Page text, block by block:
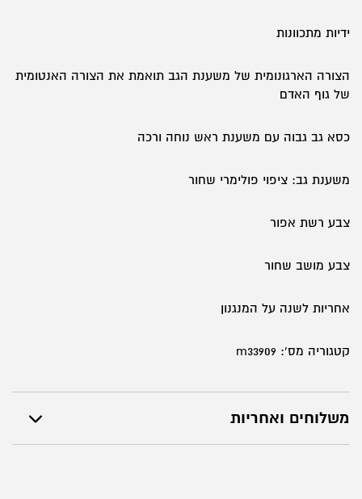
18
ידיות מתכוונות
הצורה הארגונומית של משענת הגב תואמת את הצורה האנטומית
של גוף האדם
כסא גב גבוה עם משענת ראש נוחה ורכה
משענת גב: ציפוי פולימרי שחור
צבע רשת אפור
צבע מושב שחור
אחריות לשנה על המנגנון
קטגוריה מס': m33909
משלוחים ואחריות